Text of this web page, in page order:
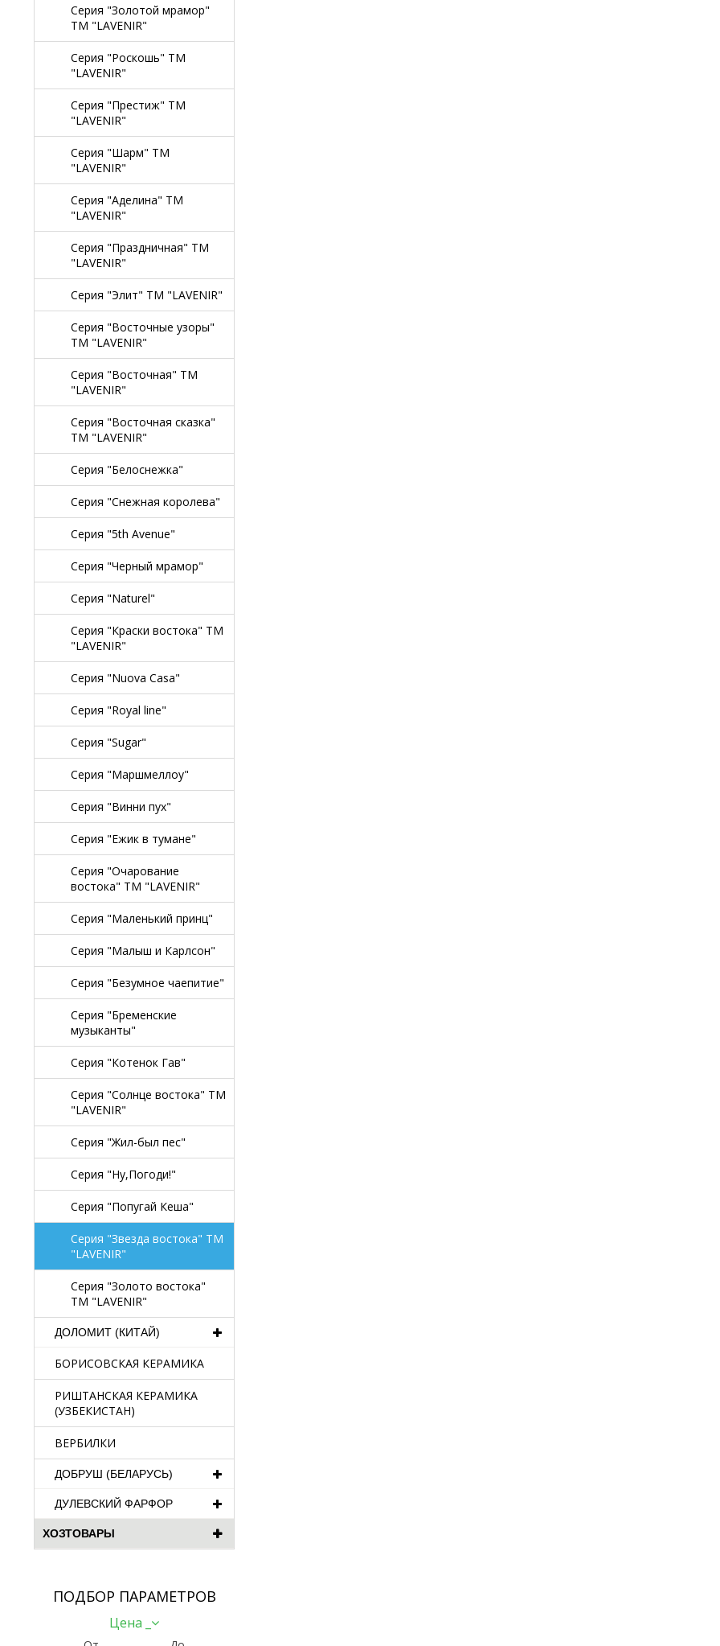
Серия "Золотой мрамор"
TM "LAVENIR"
Серия "Роскошь" TM
"LAVENIR"
Серия "Престиж" ТМ
"LAVENIR"
Серия "Шарм" ТМ
"LAVENIR"
Серия "Аделина" TM
"LAVENIR"
Серия "Праздничная" TM
"LAVENIR"
Серия "Элит" TM "LAVENIR"
Серия "Восточные узоры"
TM "LAVENIR"
Серия "Восточная" TM
"LAVENIR"
Серия "Восточная сказка"
TM "LAVENIR"
Серия "Белоснежка"
Серия "Снежная королева"
Серия "5th Avenue"
Серия "Черный мрамор"
Серия "Naturel"
Серия "Краски востока" TM
"LAVENIR"
Серия "Nuova Casa"
Серия "Royal line"
Серия "Sugar"
Серия "Маршмеллоу"
Серия "Винни пух"
Серия "Ежик в тумане"
Серия "Очарование
востока" TM "LAVENIR"
Серия "Маленький принц"
Серия "Малыш и Карлсон"
Серия "Безумное чаепитие"
Серия "Бременские
музыканты"
Серия "Котенок Гав"
Серия "Солнце востока" TM
"LAVENIR"
Серия "Жил-был пес"
Серия "Ну,Погоди!"
Серия "Попугай Кеша"
Серия "Звезда востока" TM
"LAVENIR"
Серия "Золото востока"
TM "LAVENIR"
ДОЛОМИТ (КИТАЙ)
БОРИСОВСКАЯ КЕРАМИКА
РИШТАНСКАЯ КЕРАМИКА
(УЗБЕКИСТАН)
ВЕРБИЛКИ
ДОБРУШ (БЕЛАРУСЬ)
ДУЛЕВСКИЙ ФАРФОР
ХОЗТОВАРЫ
ПОДБОР ПАРАМЕТРОВ
Цена _